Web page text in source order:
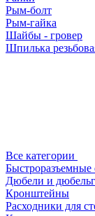
Рым-болт
Рым-гайка
Шайбы - гровер
Шпилька
Все категории
Быстроразъемные
Дюбели и
Кронштейны
Расходники для